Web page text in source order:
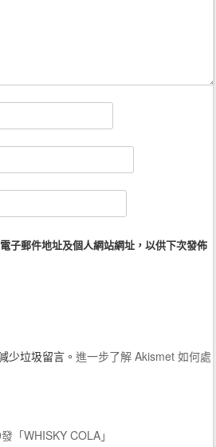
子郵件地址及個人網站網址，以供下次發佈
少垃圾留言。進一步了解 Akismet 如何處
「WHISKY COLA」